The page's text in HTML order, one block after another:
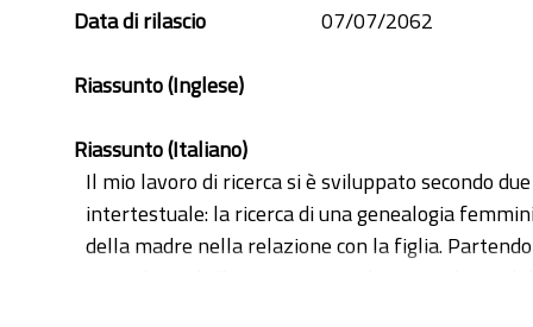
figlia
intertestualità
intertextuallity
madre
Data di rilascio
07/07/2062
Riassunto (Inglese)
Riassunto (Italiano)
Il mio lavoro di ricerca si è sviluppato secondo
intertestuale: la ricerca di una genealogia
della madre nella relazione con la figlia.
e sortilegio di Elsa Morante - ad ognuno dei
affini che intercorrono tra questi romanzi e